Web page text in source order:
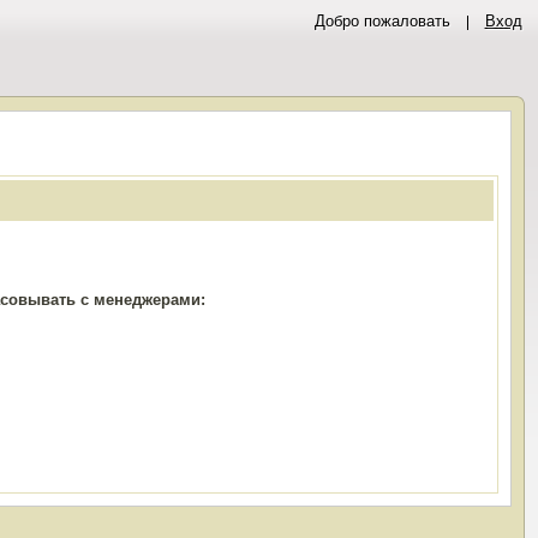
Добро пожаловать Вход
с менеджерами: